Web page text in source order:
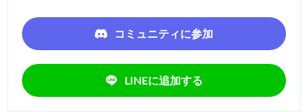
コミュニティに参加
LINEに追加する